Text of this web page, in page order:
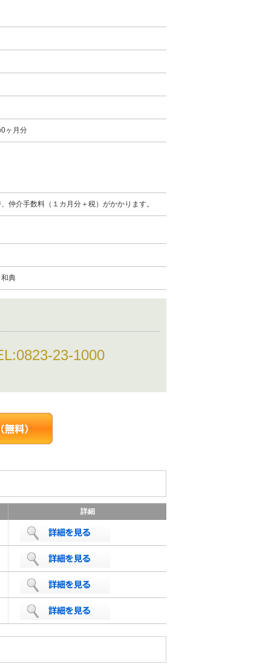
ヶ月分
仲介手数料（１カ月分＋税）がかかります。
典
0823-23-1000
詳細